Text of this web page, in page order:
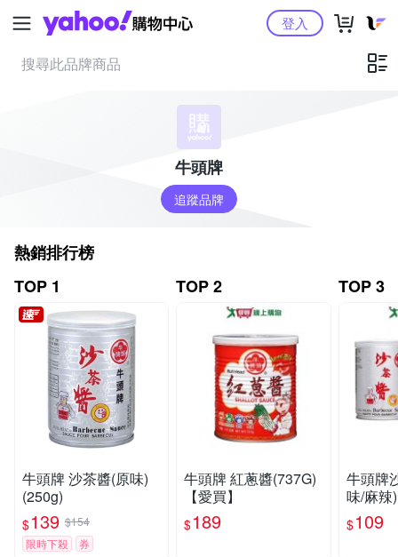
Yahoo購物中心登入
牛頭牌
追蹤品牌
熱銷排行榜
TOP 1
牛頭牌 沙茶醬(原味)
(250g)
$139 $154
限時下殺
券
TOP 2
牛頭牌 紅蔥醬(737G)
【愛買】
$189
TOP 3
牛頭牌
味/麻辣
買】
$109